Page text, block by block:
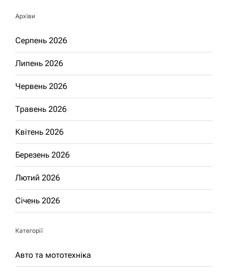
Архіви
Серпень 2026
Липень 2026
Червень 2026
Травень 2026
Квітень 2026
Березень 2026
Лютий 2026
Січень 2026
Категорії
Авто та мототехніка